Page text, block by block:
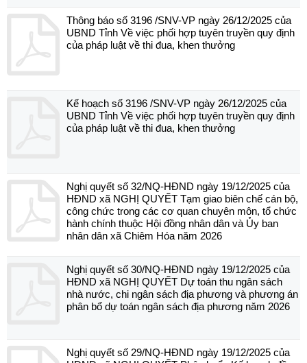
Thông báo số 3196 /SNV-VP ngày 26/12/2025 của
UBND Tỉnh Về việc phối hợp tuyên truyền quy định
của pháp luật về thi đua, khen thưởng
Kế hoạch số 3196 /SNV-VP ngày 26/12/2025 của
UBND Tỉnh Về việc phối hợp tuyên truyền quy định
của pháp luật về thi đua, khen thưởng
Nghị quyết số 32/NQ-HĐND ngày 19/12/2025 của
HĐND xã NGHỊ QUYẾT Tạm giao biên chế cán bộ,
công chức trong các cơ quan chuyên môn, tổ chức
hành chính thuộc Hội đồng nhân dân và Ủy ban
nhân dân xã Chiêm Hóa năm 2026
Nghị quyết số 30/NQ-HĐND ngày 19/12/2025 của
HĐND xã NGHỊ QUYẾT Dự toán thu ngân sách
nhà nước, chi ngân sách địa phương và phương án
phân bổ dự toán ngân sách địa phương năm 2026
Nghị quyết số 29/NQ-HĐND ngày 19/12/2025 của